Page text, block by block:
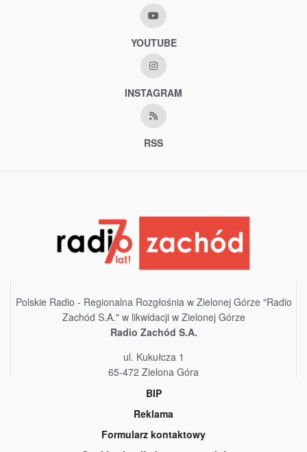
YOUTUBE
INSTAGRAM
RSS
Polskie Radio - Regionalna Rozgłośnia w Zielonej Górze "Radio
Zachód S.A." w likwidacji w Zielonej Górze
Radio Zachód S.A.
ul. Kukułcza 1
65-472 Zielona Góra
BIP
Reklama
Formularz kontaktowy